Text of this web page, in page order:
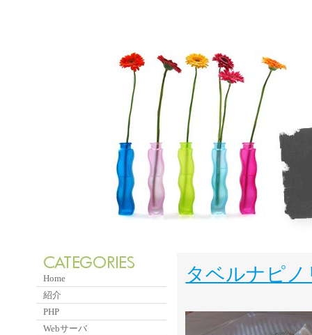
タベルナピノ
Home
紹介
PHP
Webサーバ